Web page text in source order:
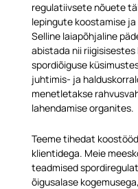
regulatiivsete nõuete
lepingute koostamise
Selline laiapõhjaline
abistada nii
spordiõiguse
juhtimis- ja
menetletakse
lahendamise organites.
Teeme tihedat
klientidega. Meie
teadmised
õigusalase